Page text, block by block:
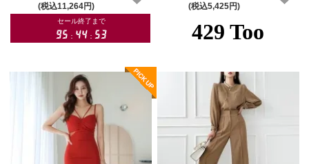
(税込11,264円)
(税込5,425円)